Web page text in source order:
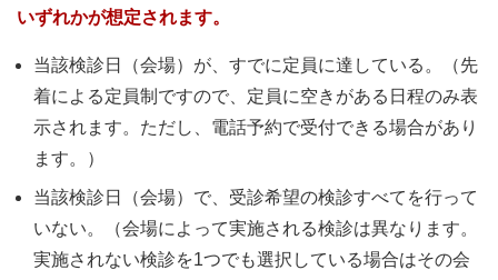
いずれかが想定されます。
当該検診日（会場）が、すでに定員に達している。（先
着による定員制ですので、定員に空きがある日程のみ表
示されます。ただし、電話予約で受付できる場合があり
ます。）
当該検診日（会場）で、受診希望の検診すべてを行って
いない。（会場によって実施される検診は異なります。
実施されない検診を1つでも選択している場合はその会